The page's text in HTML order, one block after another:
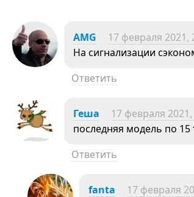
AMG 17 февраля 2021,
На сигнализации
Ответить
Геша 17 февраля 2021,
последняя модель по 15
Ответить
fanta 17 февраля